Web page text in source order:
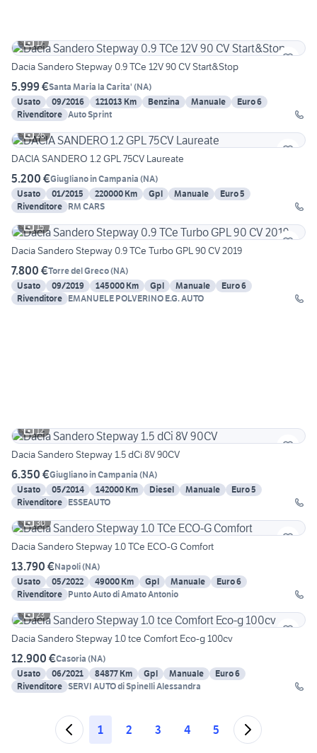
17
Dacia Sandero Stepway 0.9 TCe 12V 90 CV Start&Stop
5.999 €Santa Maria la Carita' (NA)
Usato
09/2016 121013 Km Benzina Manuale
Euro 6
Rivenditore Auto Sprint
26
DACIA SANDERO 1.2 GPL 75CV Laureate
5.200 €Giugliano in Campania (NA)
Usato
01/2015 220000 Km Gpl Manuale
Euro 5
Rivenditore RM CARS
15
Dacia Sandero Stepway 0.9 TCe Turbo GPL 90 CV 2019
7.800 €Torre del Greco(NA)
Usato
09/2019 145000 Km Gpl Manuale
Euro 6
Rivenditore EMANUELE POLVERINO E.G. AUTO
12
Dacia Sandero Stepway 1.5 dCi 8V 90CV
6.350 €Giugliano in Campania (NA)
Usato
05/2014 142000 Km Diesel Manuale
Euro 5
Rivenditore ESSEAUTO
30
Dacia Sandero Stepway 1.0 TCe ECO-G Comfort
13.790 €Napoli(NA)
Usato
05/2022 49000 Km Gpl Manuale
Euro 6
Rivenditore Punto Auto di Amato Antonio
23
Dacia Sandero Stepway 1.0 tce Comfort Eco-g 100cv
12.900 €Casoria (NA)
Usato
06/2021 84877 Km Gpl Manuale
Euro 6
Rivenditore SERVI AUTO di Spinelli Alessandra
1 2 3 4 5